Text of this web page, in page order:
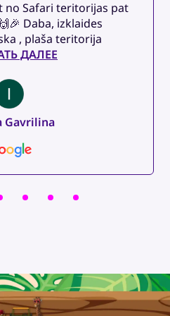
no Safari teritorijas pat
Daba, izklaides
, plaša teritorija
ДАЛЕЕ
Gavrilina